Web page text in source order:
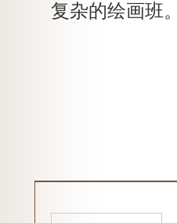
复杂的绘画班